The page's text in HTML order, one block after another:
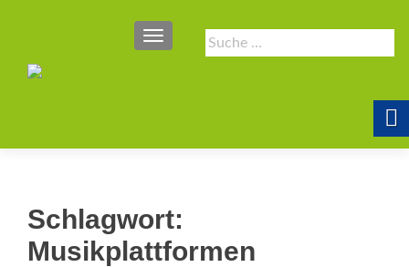
Suche
nach:
SCHALTE NAVIGATION
Schlagwort:
Musikplattformen